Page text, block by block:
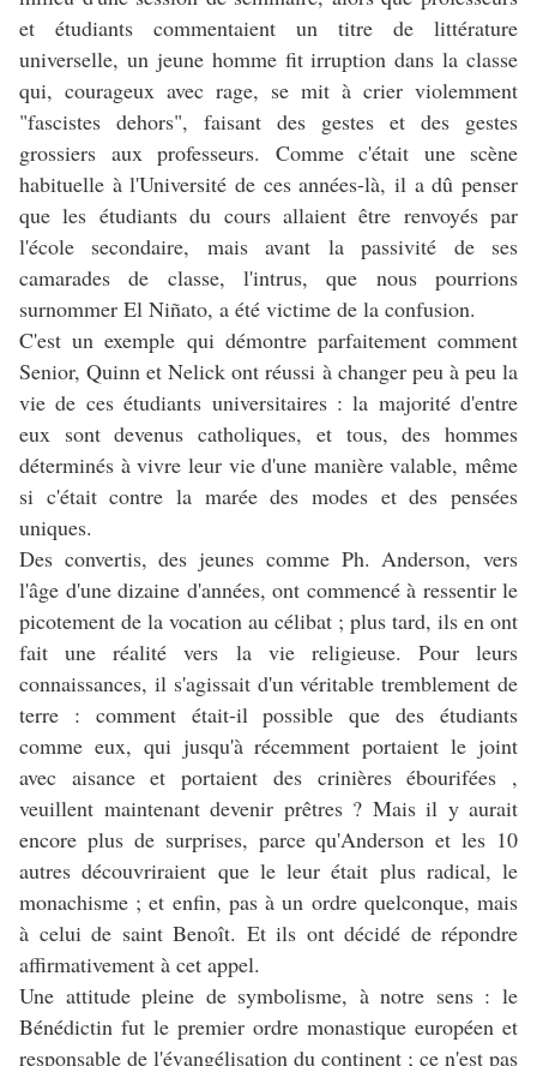
et étudiants commentaient un titre de littérature
universelle, un jeune homme fit irruption dans la classe
qui, courageux avec rage, se mit à crier violemment
"fascistes dehors", faisant des gestes et des gestes
grossiers aux professeurs. Comme c'était une scène
habituelle à l'Université de ces années-là, il a dû penser
que les étudiants du cours allaient être renvoyés par
l'école secondaire, mais avant la passivité de ses
camarades de classe, l'intrus, que nous pourrions
surnommer El Niñato, a été victime de la confusion.
C'est un exemple qui démontre parfaitement comment
Senior, Quinn et Nelick ont réussi à changer peu à peu la
vie de ces étudiants universitaires : la majorité d'entre
eux sont devenus catholiques, et tous, des hommes
déterminés à vivre leur vie d'une manière valable, même
si c'était contre la marée des modes et des pensées
uniques.
Des convertis, des jeunes comme Ph. Anderson, vers
l'âge d'une dizaine d'années, ont commencé à ressentir le
picotement de la vocation au célibat ; plus tard, ils en ont
fait une réalité vers la vie religieuse. Pour leurs
connaissances, il s'agissait d'un véritable tremblement de
terre : comment était-il possible que des étudiants
comme eux, qui jusqu'à récemment portaient le joint
avec aisance et portaient des crinières ébourifées ,
veuillent maintenant devenir prêtres ? Mais il y aurait
encore plus de surprises, parce qu'Anderson et les 10
autres découvriraient que le leur était plus radical, le
monachisme ; et enfin, pas à un ordre quelconque, mais
à celui de saint Benoît. Et ils ont décidé de répondre
affirmativement à cet appel.
Une attitude pleine de symbolisme, à notre sens : le
Bénédictin fut le premier ordre monastique européen et
responsable de l'évangélisation du continent ; ce n'est pas